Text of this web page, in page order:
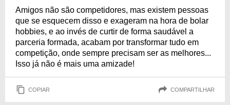
Amigos não são competidores, mas existem pessoas
que se esquecem disso e exageram na hora de bolar
hobbies, e ao invés de curtir de forma saudável a
parceria formada, acabam por transformar tudo em
competição, onde sempre precisam ser as melhores...
Isso já não é mais uma amizade!
COPIAR COMPARTILHAR